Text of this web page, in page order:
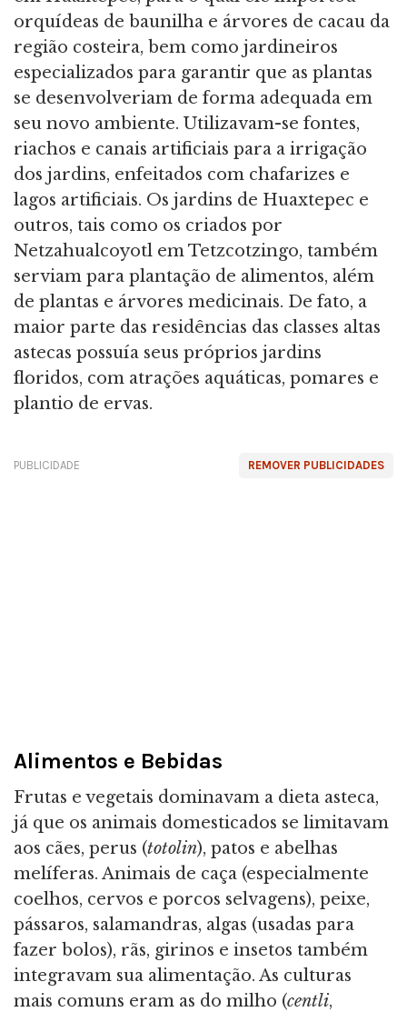
orquídeas de baunilha e árvores de cacau da
região costeira, bem como jardineiros
especializados para garantir que as plantas
se desenvolveriam de forma adequada em
seu novo ambiente. Utilizavam-se fontes,
riachos e canais artificiais para a irrigação
dos jardins, enfeitados com chafarizes e
lagos artificiais. Os jardins de Huaxtepec e
outros, tais como os criados por
Netzahualcoyotl em Tetzcotzingo, também
serviam para plantação de alimentos, além
de plantas e árvores medicinais. De fato, a
maior parte das residências das classes altas
astecas possuía seus próprios jardins
floridos, com atrações aquáticas, pomares e
plantio de ervas.
REMOVER PUBLICIDADES
PUBLICIDADE
Alimentos e Bebidas
Frutas e vegetais dominavam a dieta asteca,
já que os animais domesticados se limitavam
aos cães, perus (totolin), patos e abelhas
melíferas. Animais de caça (especialmente
coelhos, cervos e porcos selvagens), peixe,
pássaros, salamandras, algas (usadas para
fazer bolos), rãs, girinos e insetos também
integravam sua alimentação. As culturas
mais comuns eram as do milho (centli,